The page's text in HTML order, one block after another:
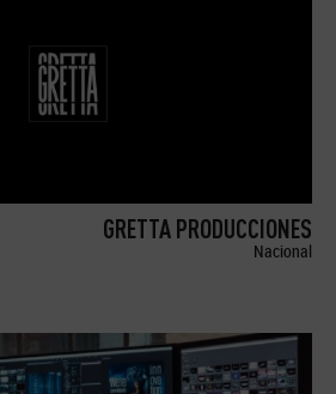
GRETTA PRODUCCIONES
Nacional